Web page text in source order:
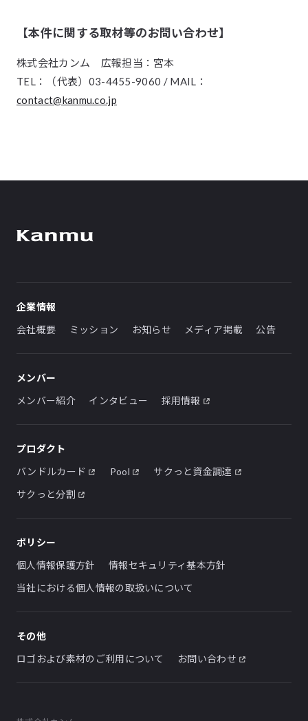
【本件に関する取材等のお問い合わせ】
株式会社カンム 広報担当：宮本
TEL：（代表）03-4455-9060 / MAIL：
contact@kanmu.co.jp
企業情報
会社概要
ミッション お知らせ メディア掲載 公告
メンバー
メンバー紹介
インタビュー 採用情報
プロダクト
バンドルカード
Pool
サクっと資金調達
サクっと分割
ポリシー
個人情報保護方針
情報セキュリティ基本方針
当社における個人情報の取扱いについて
その他
ロゴおよび素材のご利用について
お問い合わせ